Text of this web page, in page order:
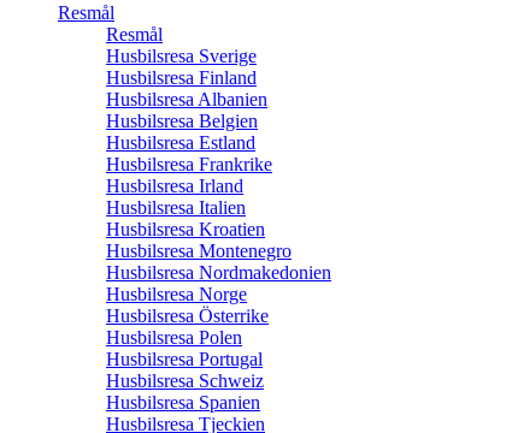
Resmål
Resmål
Husbilsresa Sverige
Husbilsresa Finland
Husbilsresa Albanien
Husbilsresa Belgien
Husbilsresa Estland
Husbilsresa Frankrike
Husbilsresa Irland
Husbilsresa Italien
Husbilsresa Kroatien
Husbilsresa Montenegro
Husbilsresa Nordmakedonien
Husbilsresa Norge
Husbilsresa Österrike
Husbilsresa Polen
Husbilsresa Portugal
Husbilsresa Schweiz
Husbilsresa Spanien
Husbilsresa Tjeckien